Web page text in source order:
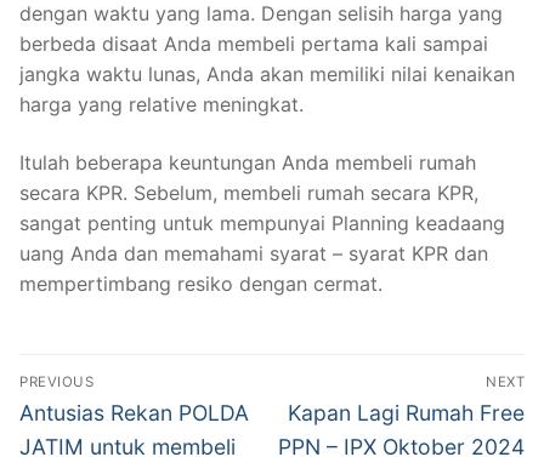
dengan waktu yang lama. Dengan selisih harga yang
berbeda disaat Anda membeli pertama kali sampai
jangka waktu lunas, Anda akan memiliki nilai kenaikan
harga yang relative meningkat.
Itulah beberapa keuntungan Anda membeli rumah
secara KPR. Sebelum, membeli rumah secara KPR,
sangat penting untuk mempunyai Planning keadaang
uang Anda dan memahami syarat – syarat KPR dan
mempertimbang resiko dengan cermat.
PREVIOUS
Antusias Rekan POLDA
JATIM untuk membeli
NEXT
Kapan Lagi Rumah Free
PPN – IPX Oktober 2024